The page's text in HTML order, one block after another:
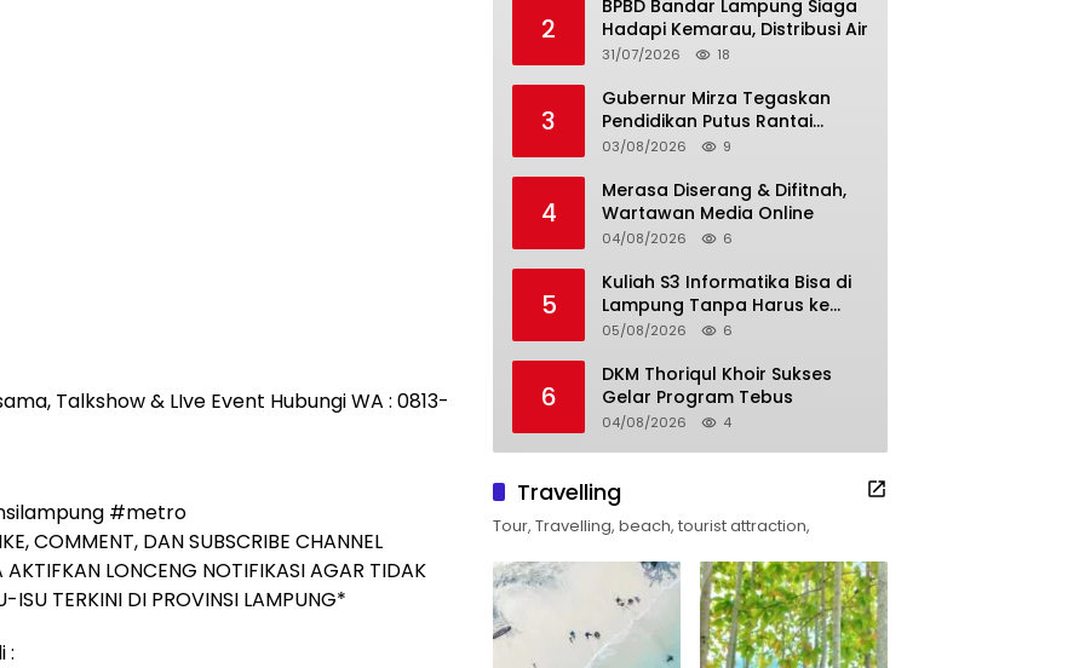
Talkshow & LIve Event Hubungi WA : 0813-
#metro
COMMENT, DAN SUBSCRIBE CHANNEL
LONCENG NOTIFIKASI AGAR TIDAK
ISU TERKINI DI PROVINSI LAMPUNG*
:
2
BPBD Bandar Lampung Siaga
Hadapi Kemarau, Distribusi Air
31/07/2026 18
3
Gubernur Mirza Tegaskan
Pendidikan Putus Rantai
Kemiskinan
03/08/2026 9
4
Merasa Diserang & Difitnah,
Wartawan Media Online
04/08/2026 6
5
Kuliah S3 Informatika Bisa di
Lampung Tanpa Harus ke
Luar Daerah
05/08/2026 6
6
DKM Thoriqul Khoir Sukses
Gelar Program Tebus
04/08/2026 4
Travelling
Tour, Travelling, beach, tourist attraction,